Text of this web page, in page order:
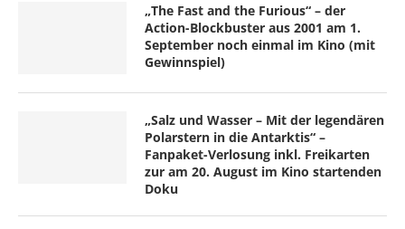
„The Fast and the Furious“ – der
Action-Blockbuster aus 2001 am 1.
September noch einmal im Kino (mit
Gewinnspiel)
„Salz und Wasser – Mit der legendären
Polarstern in die Antarktis“ –
Fanpaket-Verlosung inkl. Freikarten
zur am 20. August im Kino startenden
Doku